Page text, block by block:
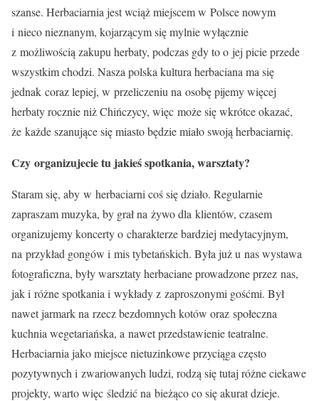
szanse. Herbaciarnia jest wciąż miejscem w Polsce nowym
i nieco nieznanym, kojarzącym się mylnie wyłącznie
z możliwością zakupu herbaty, podczas gdy to o jej picie przede
wszystkim chodzi. Nasza polska kultura herbaciana ma się
jednak coraz lepiej, w przeliczeniu na osobę pijemy więcej
herbaty rocznie niż Chińczycy, więc może się wkrótce okazać,
że każde szanujące się miasto będzie miało swoją herbaciarnię.
Czy organizujecie tu jakieś spotkania, warsztaty?
Staram się, aby w herbaciarni coś się działo. Regularnie
zapraszam muzyka, by grał na żywo dla klientów, czasem
organizujemy koncerty o charakterze bardziej medytacyjnym,
na przykład gongów i mis tybetańskich. Była już u nas wystawa
fotograficzna, były warsztaty herbaciane prowadzone przez nas,
jak i różne spotkania i wykłady z zaproszonymi gośćmi. Był
nawet jarmark na rzecz bezdomnych kotów oraz społeczna
kuchnia wegetariańska, a nawet przedstawienie teatralne.
Herbaciarnia jako miejsce nietuzinkowe przyciąga często
pozytywnych i zwariowanych ludzi, rodzą się tutaj różne ciekawe
projekty, warto więc śledzić na bieżąco co się akurat dzieje.